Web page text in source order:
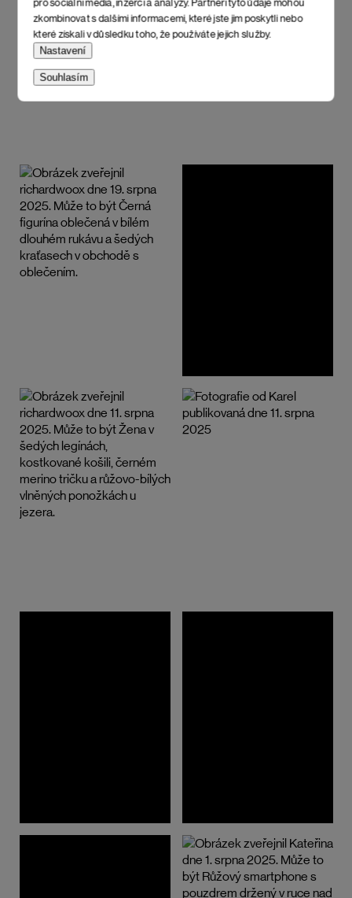
zkombinovat s dalšími informacemi, které jste jim poskytli nebo
které získali v důsledku toho, že používáte jejich služby.
Nastavení
Souhlasím